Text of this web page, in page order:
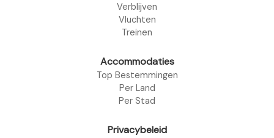
Verblijven
Vluchten
Treinen
Accommodaties
Top Bestemmingen
Per Land
Per Stad
Privacybeleid